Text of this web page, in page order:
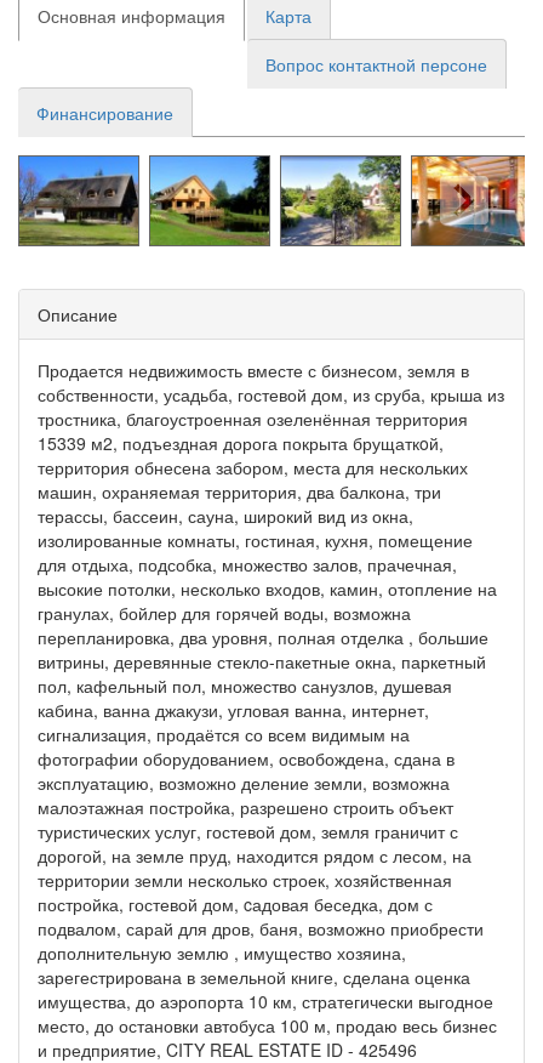
Основная информация
Карта
Вопрос контактной персоне
Финансирование
Описание
Продается недвижимость вместе с бизнесом, земля в
собственности, усадьба, гостевой дом, из сруба, крыша из
тростника, благоустроенная озеленённая территория
15339 м2, подъездная дорога покрыта брущаткoй,
территория обнесена забором, места для нескольких
машин, охраняемая территория, два балкона, три
терассы, бассеин, сауна, широкий вид из окна,
изолированные комнаты, гостиная, кухня, помещение
для отдыха, подсобка, множество залов, прачечная,
высокие потолки, несколько входов, камин, отопление на
гранулах, бойлер для горячей воды, возможна
перепланировка, два уровня, полная отделка , большие
витрины, деревянные стекло-пакетные окна, паркетный
пол, кафельный пол, множество санузлов, душевая
кабина, ванна джакузи, угловая ванна, интернет,
сигнализация, продаётся со всем видимым на
фотографии оборудованием, освобождена, сдана в
эксплуатацию, возможно деление земли, возможна
малоэтажная постройка, разрешено строить объект
туристических услуг, гостевой дом, земля граничит с
дорогой, на земле пруд, находится рядом с лесом, на
территории земли несколько строек, хозяйственная
постройка, гостевой дом, cадовая беседка, дом с
подвалом, сарай для дров, баня, возможно приобрести
дополнительную землю , имущество хозяина,
зарегестрирована в земельной книге, сделана оценка
имущества, до аэропорта 10 км, стратегически выгодное
место, до остановки автобуса 100 м, продаю весь бизнес
и предприятие, CITY REAL ESTATE ID - 425496